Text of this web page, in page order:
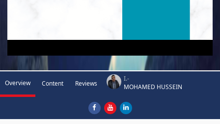
Overview Content Reviews
I.-
MOHAMED HUSSEIN